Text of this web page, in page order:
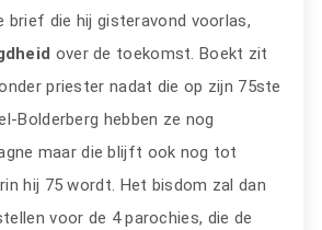
brief die hij gisteravond voorlas,
over de toekomst. Boekt zit
priester nadat die op zijn 75ste
Bolderberg hebben ze nog
maar die blijft ook nog tot
hij 75 wordt. Het bisdom zal dan
voor de 4 parochies, die de